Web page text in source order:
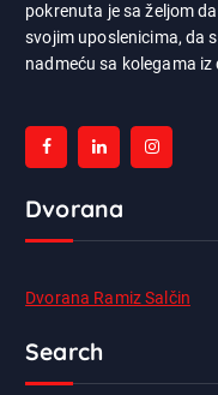
pokrenuta je sa željom
svojim uposlenicima, da
nadmeću sa kolegama
Dvorana
Dvorana Ramiz Salčin
Search